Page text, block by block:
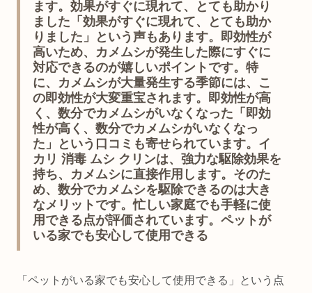
ます。効果がすぐに現れて、とても助かり
ました「効果がすぐに現れて、とても助か
りました」という声もあります。即効性が
高いため、カメムシが発生した際にすぐに
対応できるのが嬉しいポイントです。特
に、カメムシが大量発生する季節には、こ
の即効性が大変重宝されます。即効性が高
く、数分でカメムシがいなくなった「即効
性が高く、数分でカメムシがいなくなっ
た」という口コミも寄せられています。イ
カリ 消毒 ムシ クリンは、強力な駆除効果を
持ち、カメムシに直接作用します。そのた
め、数分でカメムシを駆除できるのは大き
なメリットです。忙しい家庭でも手軽に使
用できる点が評価されています。ペットが
いる家でも安心して使用できる
「ペットがいる家でも安心して使用できる」という点